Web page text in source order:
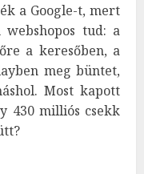
a Google-t, mert
tud: a
a keresőben, a
meg büntet,
Most kapott
430 milliós csekk